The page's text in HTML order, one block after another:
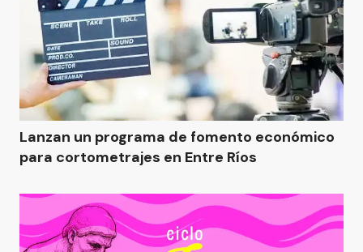
Lanzan un programa de fomento económico
para cortometrajes en Entre Ríos